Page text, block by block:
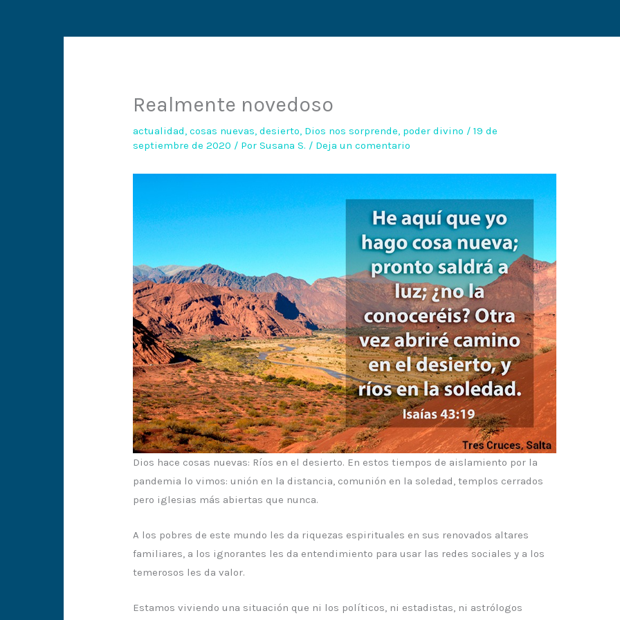
Realmente novedoso
actualidad,cosas nuevas,desierto, Dios nos sorprende, poder divino /19 de
septiembre de 2020 / PorSusana S. / Deja un comentario
Dios hace cosas nuevas: Ríos en el desierto. En estos tiempos de aislamiento por la
pandemia lo vimos: unión en la distancia, comunión en la soledad, templos cerrados
pero iglesias más abiertas que nunca.
A los pobres de este mundo les da riquezas espirituales en sus renovados altares
familiares, a los ignorantes les da entendimiento para usar las redes sociales y a los
temerosos les da valor.
Estamos viviendo una situación que ni los políticos, ni estadistas, ni astrólogos